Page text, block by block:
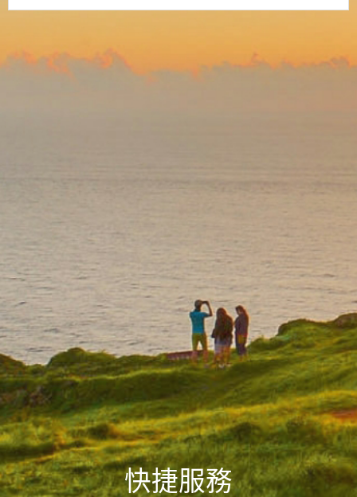
快捷服務